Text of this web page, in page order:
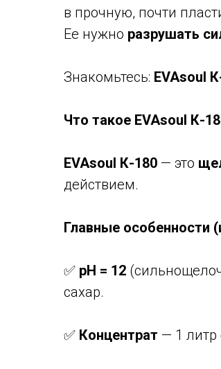
в прочную, почти
Ее нужно разрушать
Знакомьтесь: EVAsoul
Что такое EVAsoul К-
EVAsoul К-180 — это
действием.
Главные особенности
✅ pH = 12
сахар.
✅ Концентрат — 1 литр